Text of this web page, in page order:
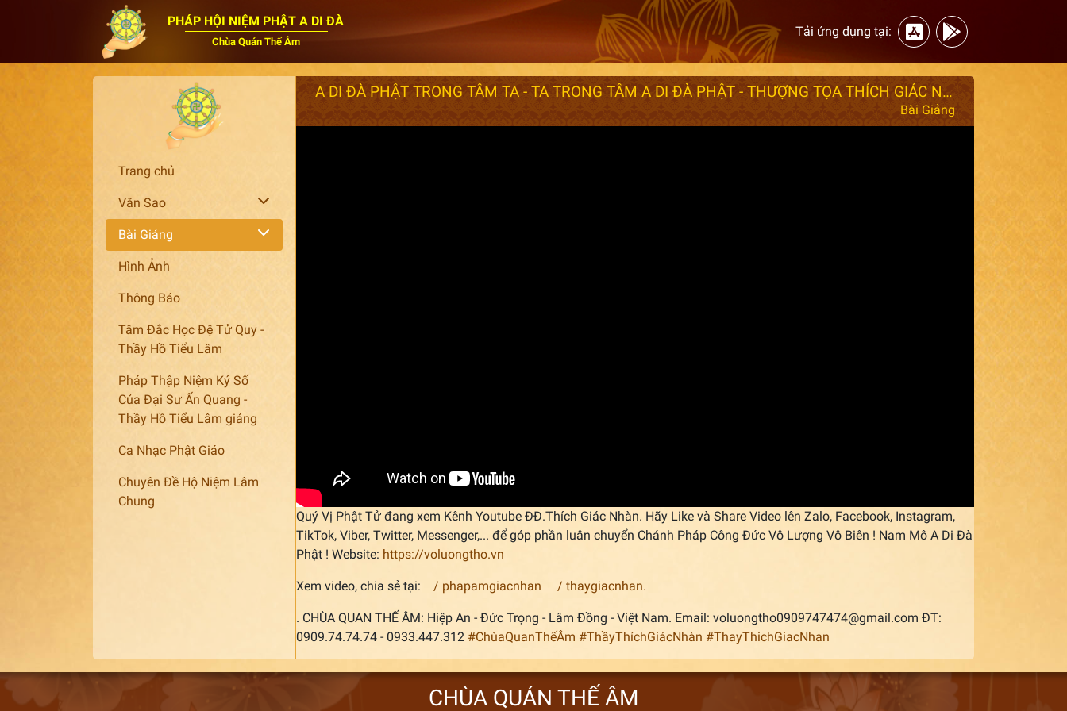
PHÁP HỘI NIỆM PHẬT A DI ĐÀ
Chùa Quán Thế Âm
Tải ứng dụng tại:
Trang chủ
Văn Sao
Bài Giảng
Hình Ảnh
Thông Báo
Tâm Đắc Học Đệ Tử Quy -
Thầy Hồ Tiểu Lâm
Pháp Thập Niệm Ký Số
Của Đại Sư Ấn Quang -
Thầy Hồ Tiểu Lâm giảng
Ca Nhạc Phật Giáo
Chuyên Đề Hộ Niệm Lâm
Chung
A DI ĐÀ PHẬT TRONG TÂM TA - TA TRONG TÂM A DI ĐÀ PHẬT - THƯỢNG TỌA THÍCH GIÁC NHÀN GIẢNG 02/11/2025.
Bài Giảng
Quý Vị Phật Tử đang xem Kênh Youtube ĐĐ.Thích Giác Nhàn. Hãy Like và Share Video lên Zalo, Facebook, Instagram,
TikTok, Viber, Twitter, Messenger,... để góp phần luân chuyển Chánh Pháp Công Đức Vô Lượng Vô Biên ! Nam Mô A Di Đà
Phật ! Website: https://voluongtho.vn
Xem video, chia sẻ tại: / phapamgiacnhan / thaygiacnhan.
. CHÙA QUAN THẾ ÂM: Hiệp An - Đức Trọng - Lâm Đồng - Việt Nam. Email: voluongtho0909747474@gmail.com ĐT:
0909.74.74.74 - 0933.447.312 #ChùaQuanThếÂm #ThầyThíchGiácNhàn #ThayThichGiacNhan
CHÙA QUÁN THẾ ÂM